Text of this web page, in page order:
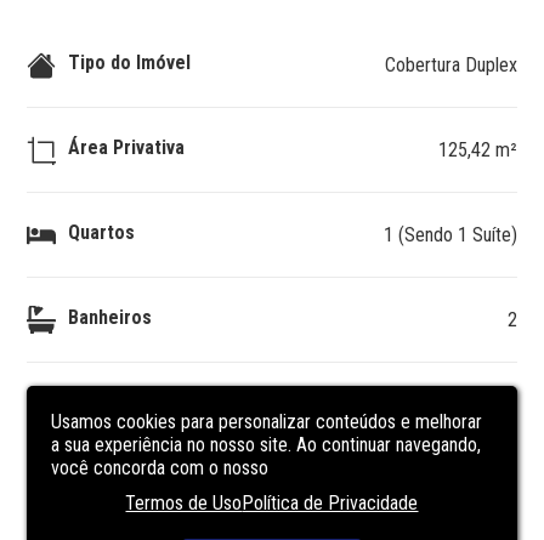
Tipo do Imóvel Cobertura Duplex
Área Privativa 125,42 m²
Quartos 1 (Sendo 1 Suíte)
Banheiros 2
DESCRIÇÃODO IMÓVEL
Usamos cookies para personalizar conteúdos e melhorar
a sua experiência no nosso site. Ao continuar navegando,
você concorda com o nosso
Termos de UsoPolítica de Privacidade